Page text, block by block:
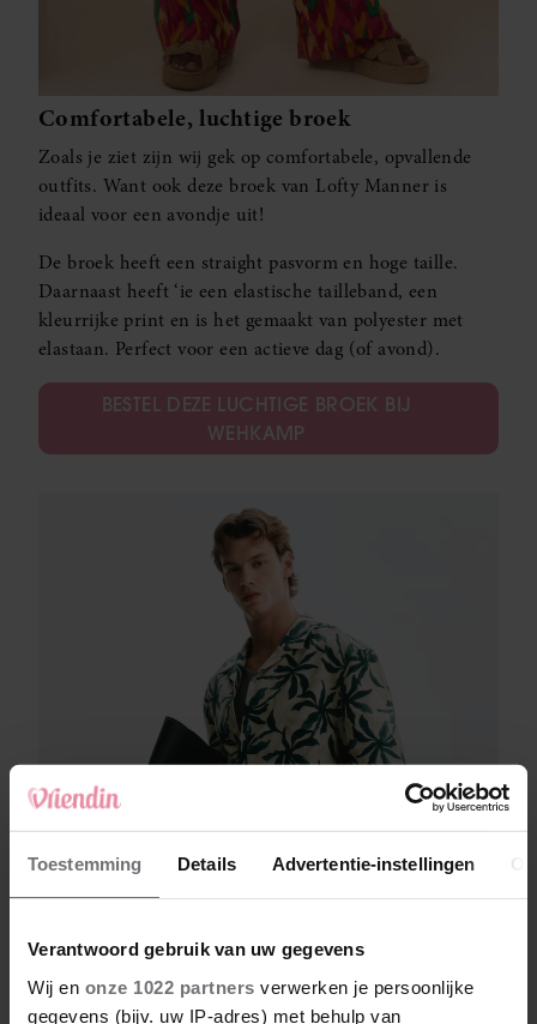
Toestemming Details Advertentie-instellingen
Verantwoord gebruik van uw gegevens
Wij en onze 1022 partners verwerken je persoonlijke
gegevens (bijv. uw IP-adres) met behulp van
Comfortabele, luchtige broek
Zoals je ziet zijn wij gek op comfortabele, opvallende
outfits. Want ook deze broek van Lofty Manner is
ideaal voor een avondje uit!
De broek heeft een straight pasvorm en hoge taille.
Daarnaast heeft ‘ie een elastische tailleband, een
kleurrijke print en is het gemaakt van polyester met
elastaan. Perfect voor een actieve dag (of avond).
BESTEL DEZE LUCHTIGE BROEK BIJ
WEHKAMP